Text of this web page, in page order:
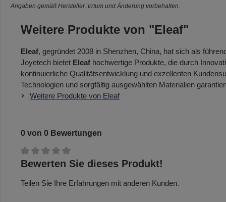
Angaben gemäß Hersteller. Irrtum und Änderung vorbehalten.
Weitere Produkte von "Eleaf"
Eleaf, gegründet 2008 in Shenzhen, China, hat sich als
Joyetech bietet Eleaf hochwertige Produkte, die durch
kontinuierliche Qualitätsentwicklung und exzellenten
Technologien und sorgfältig ausgewählten Materialien
Weitere Produkte von Eleaf
0 von 0 Bewertungen
Durchschnittliche Bewertung von 0 von 5 Sternen
Bewerten Sie dieses Produkt!
Teilen Sie Ihre Erfahrungen mit anderen Kunden.